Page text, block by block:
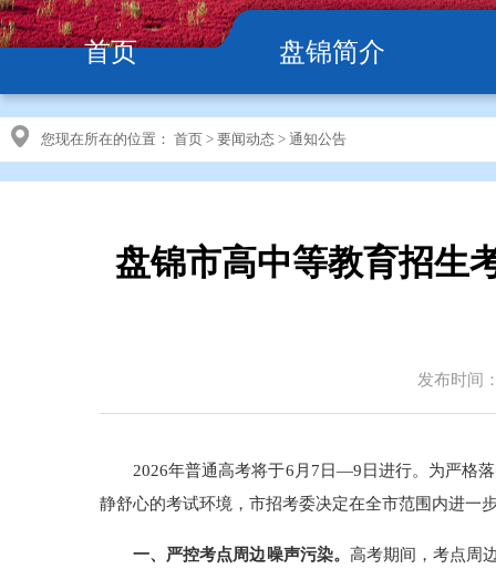
首页 盘锦简介
您现在所在的位置： 首页 > 要闻动态 > 通知公告
盘锦市高中等教育招生
发布时间
2026年普通高考将于6月7日—9日进行。为严格
静舒心的考试环境，市招考委决定在全市范围内进一
一、严控考点周边噪声污染。 高考期间，考点周